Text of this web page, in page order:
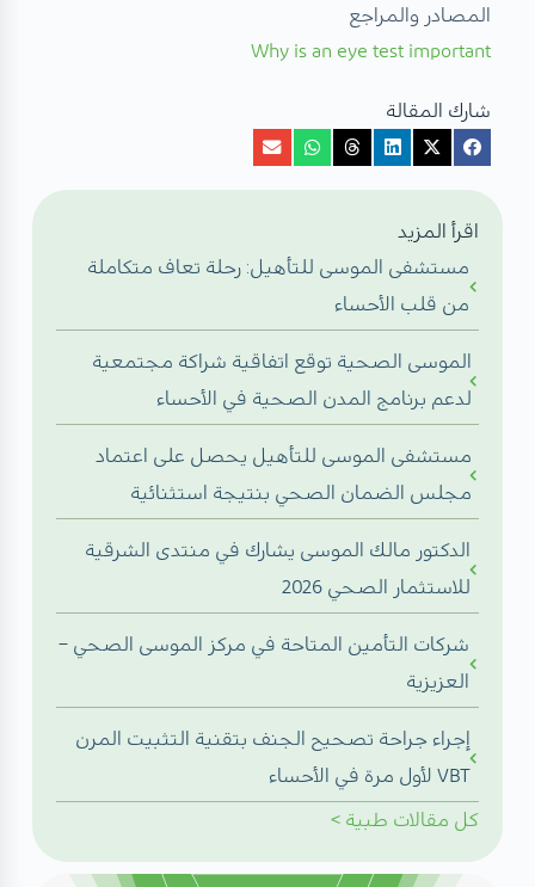
المصادر والمراجع
Why is an eye test important
شارك المقالة
اقرأ المزيد
مستشفى الموسى للتأهيل: رحلة تعاف متكاملة
من قلب الأحساء
الموسى الصحية توقع اتفاقية شراكة مجتمعية
لدعم برنامج المدن الصحية في الأحساء
مستشفى الموسى للتأهيل يحصل على اعتماد
مجلس الضمان الصحي بنتيجة استثنائية
الدكتور مالك الموسى يشارك في منتدى الشرقية
للاستثمار الصحي 2026
شركات التأمين المتاحة في مركز الموسى الصحي –
العزيزية
إجراء جراحة تصحيح الجنف بتقنية التثبيت المرن
VBT لأول مرة في الأحساء
كل مقالات طبية >